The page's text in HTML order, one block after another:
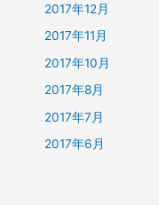
2017年12月
2017年11月
2017年10月
2017年8月
2017年7月
2017年6月